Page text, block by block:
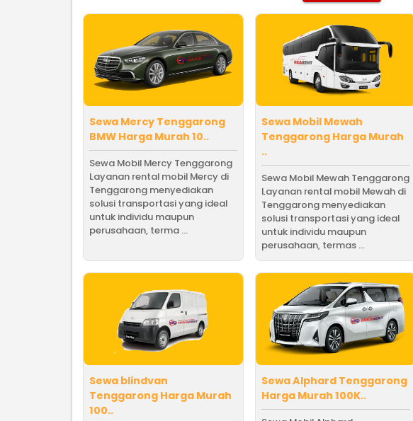
Sewa Mercy Tenggarong
BMW Harga Murah 10..
Sewa Mobil Mercy Tenggarong
Layanan rental mobil Mercy di
Tenggarong menyediakan
solusi transportasi yang ideal
untuk individu maupun
perusahaan, terma ...
Sewa Mobil Mewah
Tenggarong Harga Murah
..
Sewa Mobil Mewah Tenggarong
Layanan rental mobil Mewah di
Tenggarong menyediakan
solusi transportasi yang ideal
untuk individu maupun
perusahaan, termas ...
Sewa blindvan
Tenggarong Harga Murah
100..
Sewa Alphard Tenggarong
Harga Murah 100K..